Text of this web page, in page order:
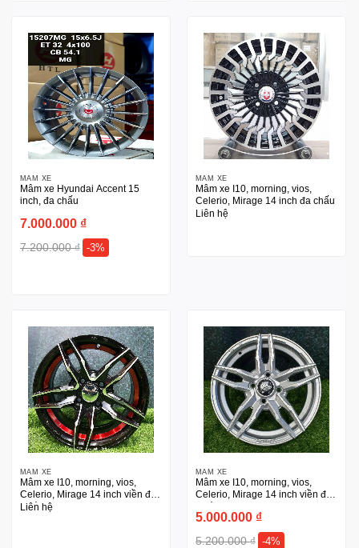
MÂM XE
Mâm xe Hyundai Accent 15
inch, đa chấu
7.000.000 ₫
7.200.000₫ -3%
MÂM XE
Mâm xe I10, morning, vios,
Celerio, Mirage 14 inch đa chấu
Liên hệ
MÂM XE
Mâm xe I10, morning, vios,
Celerio, Mirage 14 inch viền đỏ
5 cánh
Liên hệ
MÂM XE
Mâm xe I10, morning, vios,
Celerio, Mirage 14 inch viền đỏ
5.000.000 ₫
5.200.000₫ -4%